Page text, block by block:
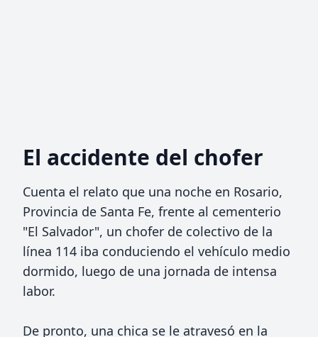
El accidente del chofer
Cuenta el relato que una noche en Rosario,
Provincia de Santa Fe, frente al cementerio
"El Salvador", un chofer de colectivo de la
línea 114 iba conduciendo el vehículo medio
dormido, luego de una jornada de intensa
labor.
De pronto, una chica se le atravesó en la